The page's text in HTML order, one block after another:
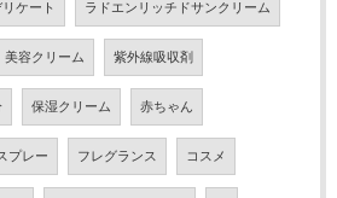
ケート ラドエンリッチドサンクリーム
美容クリーム 紫外線吸収剤
保湿クリーム 赤ちゃん
プレー フレグランス コスメ